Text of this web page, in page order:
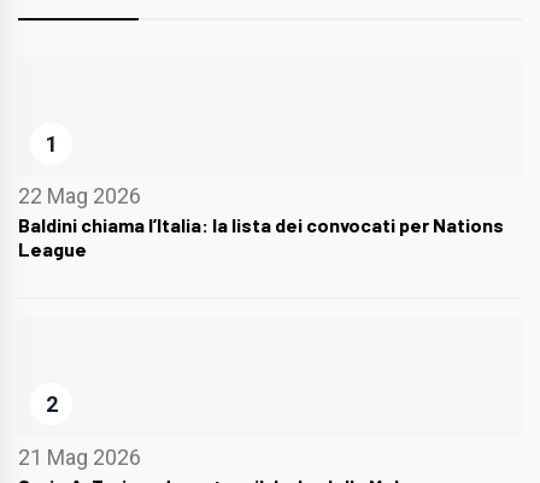
1
22 Mag 2026
Baldini chiama l’Italia: la lista dei convocati per Nations
League
2
21 Mag 2026